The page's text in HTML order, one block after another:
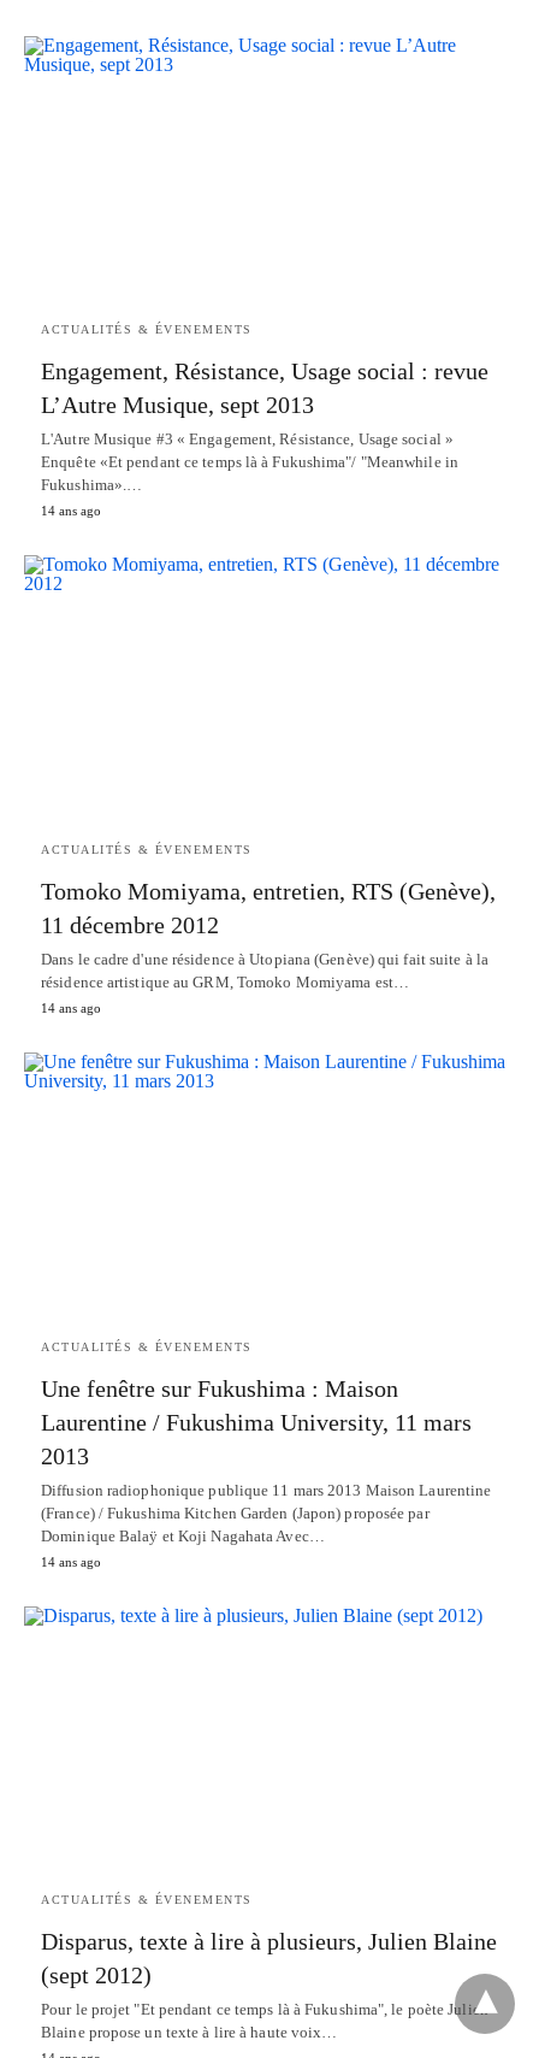
ACTUALITÉS & ÉVENEMENTS
Engagement, Résistance, Usage social : revue
L’Autre Musique, sept 2013
L'Autre Musique #3 « Engagement, Résistance, Usage social »
Enquête «Et pendant ce temps là à Fukushima"/ "Meanwhile in
Fukushima».…
14 ans ago
ACTUALITÉS & ÉVENEMENTS
Tomoko Momiyama, entretien, RTS (Genève),
11 décembre 2012
Dans le cadre d'une résidence à Utopiana (Genève) qui fait suite à la
résidence artistique au GRM, Tomoko Momiyama est…
14 ans ago
ACTUALITÉS & ÉVENEMENTS
Une fenêtre sur Fukushima : Maison
Laurentine / Fukushima University, 11 mars
2013
Diffusion radiophonique publique 11 mars 2013 Maison Laurentine
(France) / Fukushima Kitchen Garden (Japon) proposée par
Dominique Balaÿ et Koji Nagahata Avec…
14 ans ago
ACTUALITÉS & ÉVENEMENTS
Disparus, texte à lire à plusieurs, Julien Blaine
(sept 2012)
Pour le projet "Et pendant ce temps là à Fukushima", le poète Julien
Blaine propose un texte à lire à haute voix…